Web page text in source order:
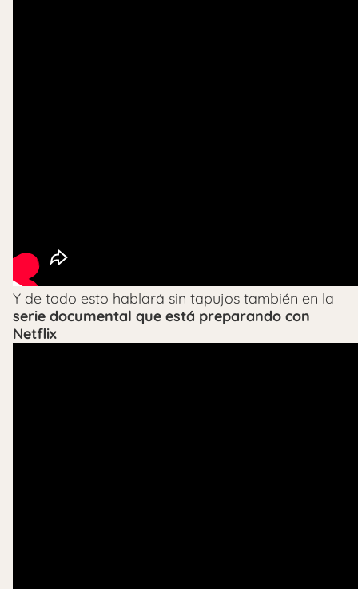
Y de todo esto hablará sin tapujos también en la
serie documental que está preparando con
Netflix